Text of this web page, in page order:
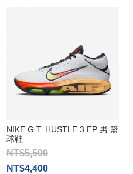
NIKE G.T. HUSTLE 3 EP 男 籃
球鞋
NT$5,500
NT$4,400